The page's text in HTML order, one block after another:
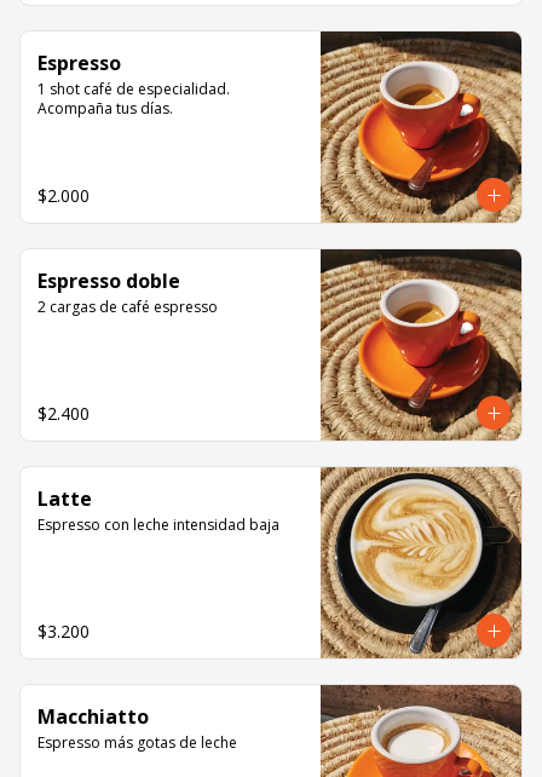
Espresso
1 shot café de especialidad.
Acompaña tus días.
$2.000
Espresso doble
2 cargas de café espresso
$2.400
Latte
Espresso con leche intensidad baja
$3.200
Macchiatto
Espresso más gotas de leche